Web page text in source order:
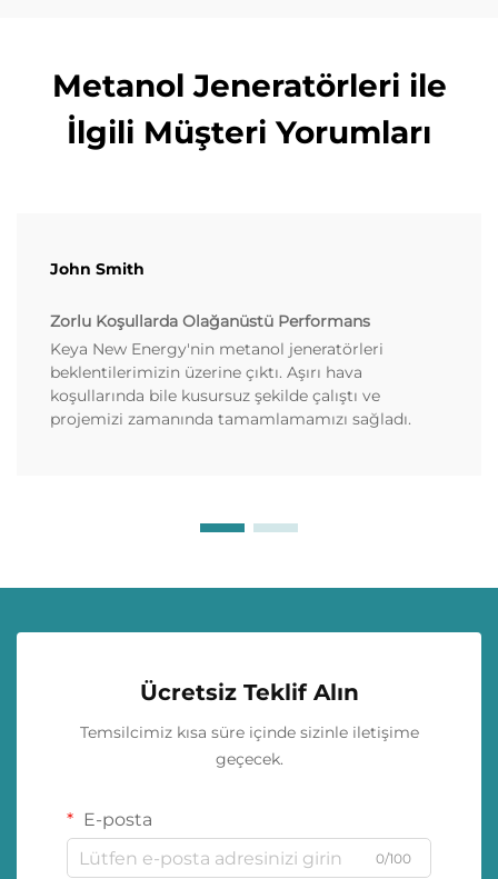
Metanol Jeneratörleri ile
İlgili Müşteri Yorumları
John Smith
Zorlu Koşullarda Olağanüstü Performans
Keya New Energy'nin metanol jeneratörleri
beklentilerimizin üzerine çıktı. Aşırı hava
koşullarında bile kusursuz şekilde çalıştı ve
projemizi zamanında tamamlamamızı sağladı.
Ücretsiz Teklif Alın
Temsilcimiz kısa süre içinde sizinle iletişime
geçecek.
E-posta
0/100